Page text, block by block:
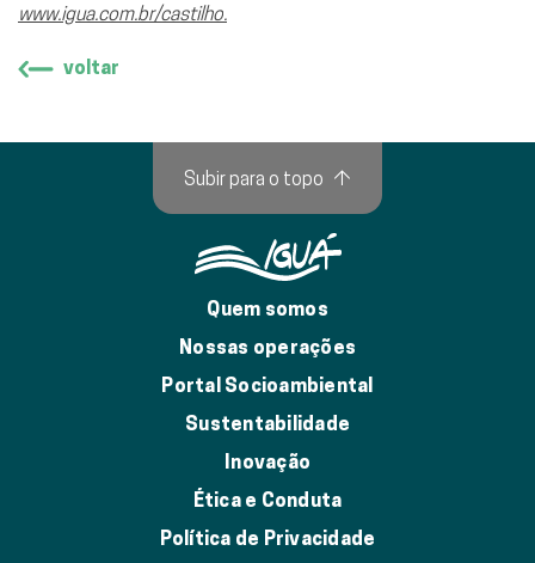
www.igua.com.br/castilho.
voltar
Quem somos
Nossas operações
Portal Socioambiental
Sustentabilidade
Inovação
Ética e Conduta
Política de Privacidade
Subir para o topo ↑